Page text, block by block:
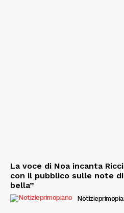
La voce di Noa incanta
con il pubblico sulle note
bella”